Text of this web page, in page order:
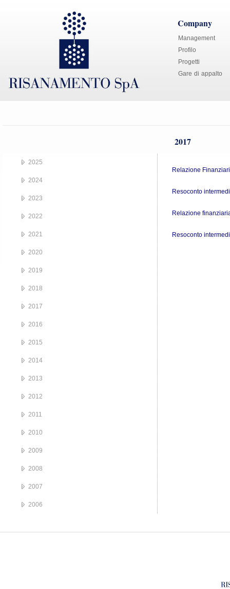
Company
Management
Profilo
Progetti
Gare di appalto
2017
Relazione
Resoconto
Relazione
Resoconto
2025
2024
2023
2022
2021
2020
2019
2018
2017
2016
2015
2014
2013
2012
2011
2010
2009
2008
2007
2006